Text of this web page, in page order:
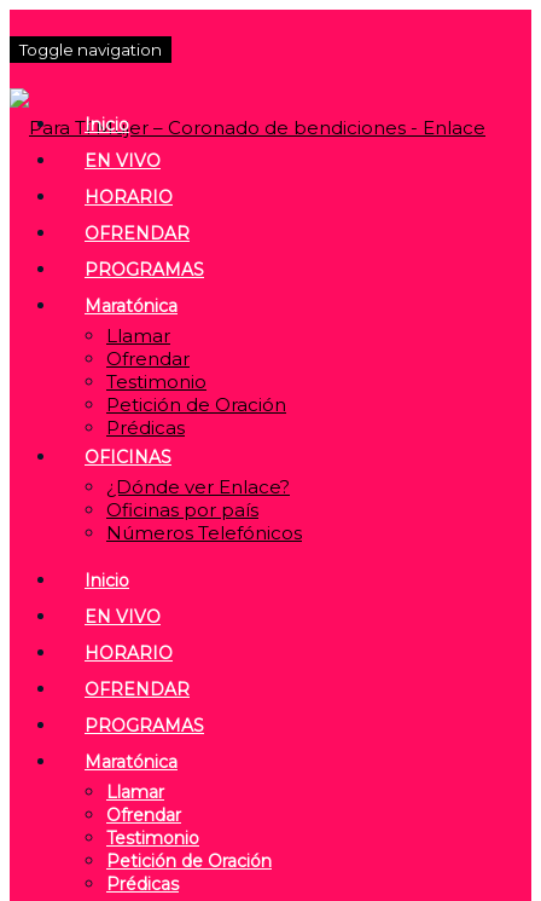
Toggle navigation
Inicio
EN VIVO
HORARIO
OFRENDAR
PROGRAMAS
Maratónica
Llamar
Ofrendar
Testimonio
Petición de Oración
Prédicas
OFICINAS
¿Dónde ver Enlace?
Oficinas por país
Números Telefónicos
Inicio
EN VIVO
HORARIO
OFRENDAR
PROGRAMAS
Maratónica
Llamar
Ofrendar
Testimonio
Petición de Oración
Prédicas